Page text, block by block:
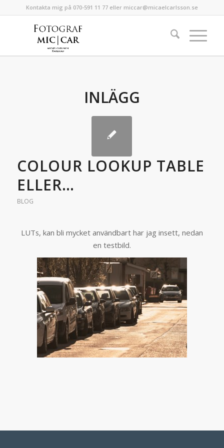
Kontakta mig på 070-591 11 77 eller miccar@micaelcarlsson.se
INLÄGG
COLOUR LOOKUP TABLE
ELLER…
BLOG
LUTs, kan bli mycket användbart har jag insett, nedan
en testbild.